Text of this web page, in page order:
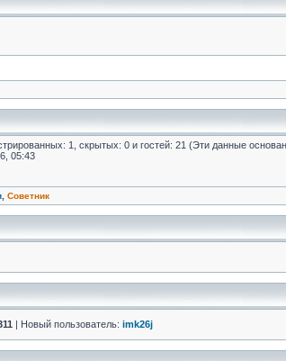
1, скрытых: 0 и гостей: 21 (Эти данные
05:43
Советник
| Новый пользователь: imk26j